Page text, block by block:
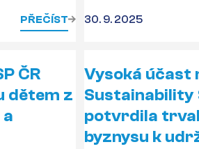
PŘEČÍST 30. 9. 2025
ČR
dětem z
Vysoká účast
Sustainability
potvrdila
byznysu k